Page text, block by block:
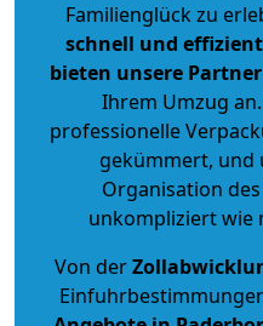
Familienglück zu
schnell und effizient
bieten unsere Partner
Ihrem Umzug
professionelle
gekümmert, und
Organisation
unkompliziert wie
Von der